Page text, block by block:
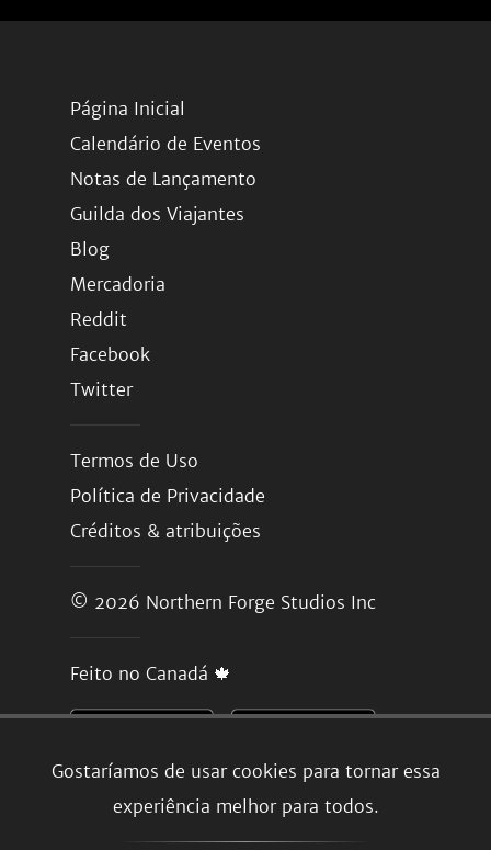
Gostaríamos de usar cookies para tornar essa
experiência melhor para todos.
Página Inicial
Calendário de Eventos
Notas de Lançamento
Guilda dos Viajantes
Blog
Mercadoria
Reddit
Facebook
Twitter
Termos de Uso
Política de Privacidade
Créditos & atribuições
© 2026 Northern Forge Studios Inc
Feito no Canadá 🍁